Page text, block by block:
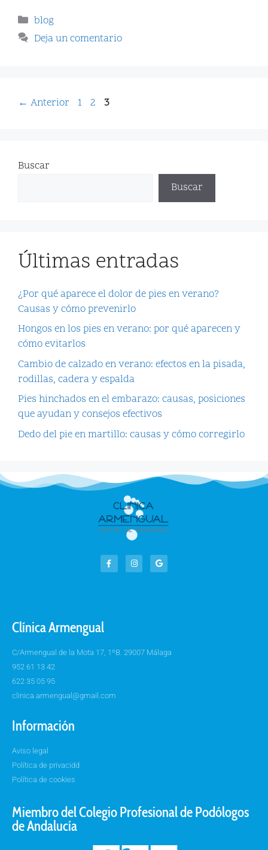
blog
Deja un comentario
← Anterior 1 2 3
Buscar
Buscar
Últimas entradas
¿Por qué aparece el dolor de pies en verano?
Causas y cómo prevenirlo
Hongos en los pies en verano: por qué aparecen y
cómo evitarlos
Cambio de calzado en verano: efectos en la pisada,
rodillas, cadera y espalda
Pies hinchados en el embarazo: causas, posiciones
que ayudan y consejos efectivos
Dedo del pie en martillo: causas y cómo corregirlo
Clínica Armengual
C/Armengual de la Mota 17, 1ºB. 29007 Málaga
952 61 13 42
622 35 05 95
clinica.armengual@gmail.com
Información
Aviso legal
Política de privacidd
Política de cookies
Miembro del Colegio Profesional de Podólogos
de Andalucía